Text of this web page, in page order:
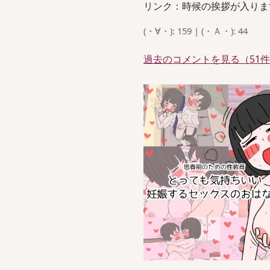
リンク：時候の挨拶が入り
(・∀・): 159 | (・Ａ・): 44
過去のコメントを見る（51